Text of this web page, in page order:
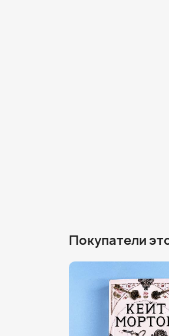
Покупатели